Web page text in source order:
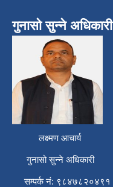
गुनासो सुन्ने अधिकारी
लक्ष्मण आचार्य
गुनासो सुन्ने अधिकारी
सम्पर्क नं: ९८४७८२०४९१